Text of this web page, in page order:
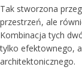
Tak stworzona
przestrzeń, ale
Kombinacja tych
tylko efektownego,
architektonicznego.